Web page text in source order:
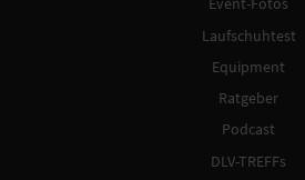
Laufschuhtest
Equipment
Ratgeber
Podcast
DLV-TREFFs